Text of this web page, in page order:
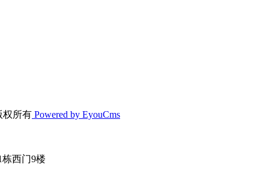
权所有 Powered by EyouCms
西门9楼